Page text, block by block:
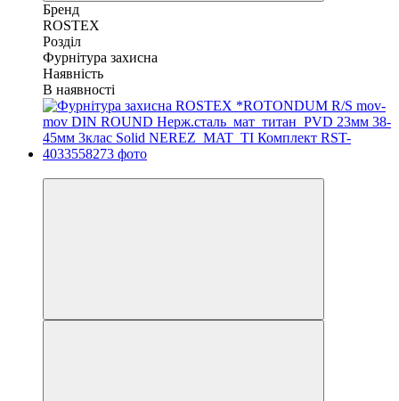
Бренд
ROSTEX
Розділ
Фурнітура захисна
Наявність
В наявності